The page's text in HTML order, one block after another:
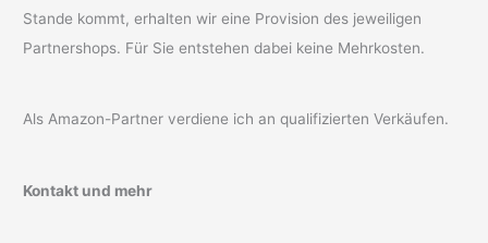
Stande kommt, erhalten wir eine Provision des jeweiligen
Partnershops. Für Sie entstehen dabei keine Mehrkosten.
Als Amazon-Partner verdiene ich an qualifizierten Verkäufen.
Kontakt und mehr